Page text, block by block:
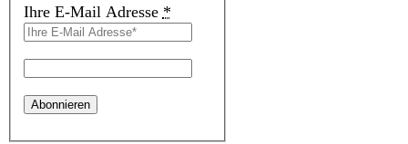
Ihre E-Mail Adresse *